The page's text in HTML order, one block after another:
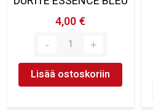
4,00 €
Lisää ostoskoriin